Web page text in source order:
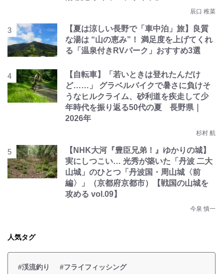
辰口 稚菜
【夏は涼しい長野で「車中泊」旅】良質
な湯は “山の恵み”！ 満足度を上げてくれ
る「温泉付きRVパーク」おすすめ3選
【自転車】「若いときは登れたんだけ
ど……」 グラベルバイクで暑さに負けそ
うなヒルクライム、砂利道を疾走して少
年時代を振り返る50代の夏 長野県｜
2026年
杉村 航
【NHK大河『豊臣兄弟！』ゆかりの城】
実にしつこい… 光秀が築いた「丹波 二大
山城」のひとつ「丹波国・周山城〈前
編〉」（京都府京都市）【戦国の山城を
攻める vol.09】
今泉 慎一
人気タグ
#渓流釣り
#フライフィッシング